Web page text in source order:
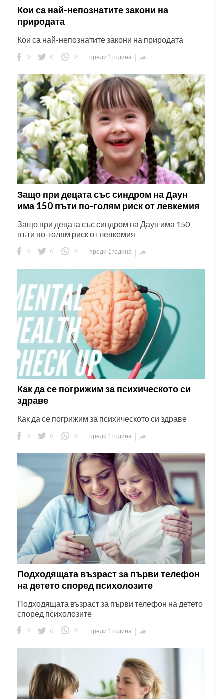
Кои са най-непознатите закони на
природата
Кои са най-непознатите закони на природата
0 0 0 преди 1 година 
Защо при децата със синдром на Даун
има 150 пъти по-голям риск от левкемия
Защо при децата със синдром на Даун има 150
пъти по-голям риск от левкемия
0 0 0 преди 1 година 
Как да се погрижим за психическото си
здраве
Как да се погрижим за психическото си здраве
0 0 0 преди 1 година 
Подходящата възраст за първи телефон
на детето според психолозите
Подходящата възраст за първи телефон на детето
според психолозите
0 0 0 преди 1 година 